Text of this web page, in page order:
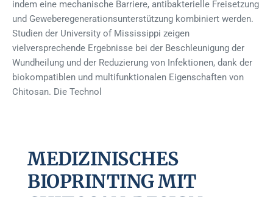
indem eine mechanische Barriere, antibakterielle Freisetzung
und Geweberegenerationsunterstützung kombiniert werden.
Studien der University of Mississippi zeigen
vielversprechende Ergebnisse bei der Beschleunigung der
Wundheilung und der Reduzierung von Infektionen, dank der
biokompatiblen und multifunktionalen Eigenschaften von
Chitosan. Die Technol
MEDIZINISCHES
BIOPRINTING MIT